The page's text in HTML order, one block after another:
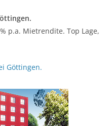
p.a. Mietrendite. Top Lage,
Göttingen.